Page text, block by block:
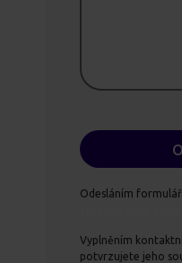
Odesláním
Vyplněním
potvrzujete jeho